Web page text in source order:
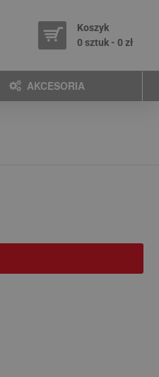
Koszyk
0 sztuk - 0 zł
AKCESORIA